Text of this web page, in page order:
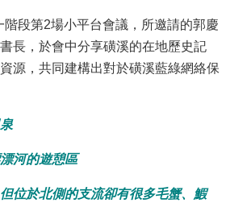
段第2場小平台會議，所邀請的郭慶
長，於會中分享磺溪的在地歷史記
源，共同建構出對於磺溪藍綠網絡保
河的遊憩區
位於北側的支流卻有很多毛蟹、鰕